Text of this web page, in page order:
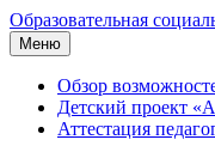
Образовательная
Меню
Обзор
Детский проект
Аттестация